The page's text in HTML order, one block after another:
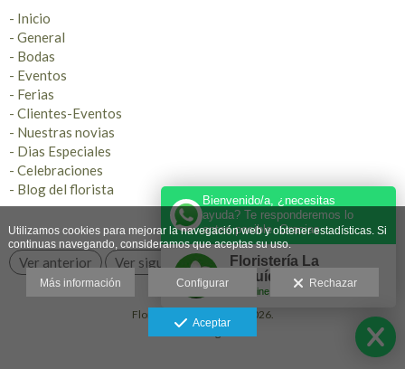
- Inicio
- General
- Bodas
- Eventos
- Ferias
- Clientes-Eventos
- Nuestras novias
- Dias Especiales
- Celebraciones
- Blog del florista
Ver anterior Ver siguiente
Floristería La Orquídea 2026.
Aviso legal
Utilizamos cookies para mejorar la navegación web y obtener estadísticas. Si
continuas navegando, consideramos que aceptas su uso.
Más información Configurar Rechazar
Aceptar
Bienvenido/a, ¿necesitas
ayuda? Te responderemos lo
antes posible. Gracias
Floristería La
Orquídea ®️
Online